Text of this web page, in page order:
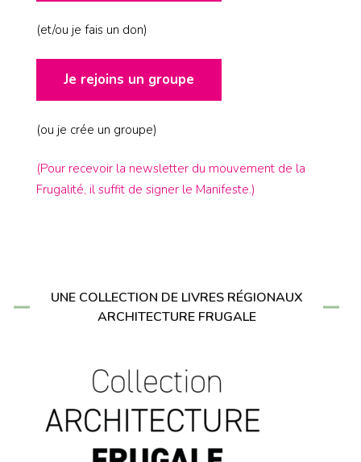
(et/ou je fais un don)
Je rejoins un groupe
(ou je crée un groupe)
(Pour recevoir la newsletter du mouvement de la
Frugalité, il suffit de signer le Manifeste.)
UNE COLLECTION DE LIVRES RÉGIONAUX
ARCHITECTURE FRUGALE